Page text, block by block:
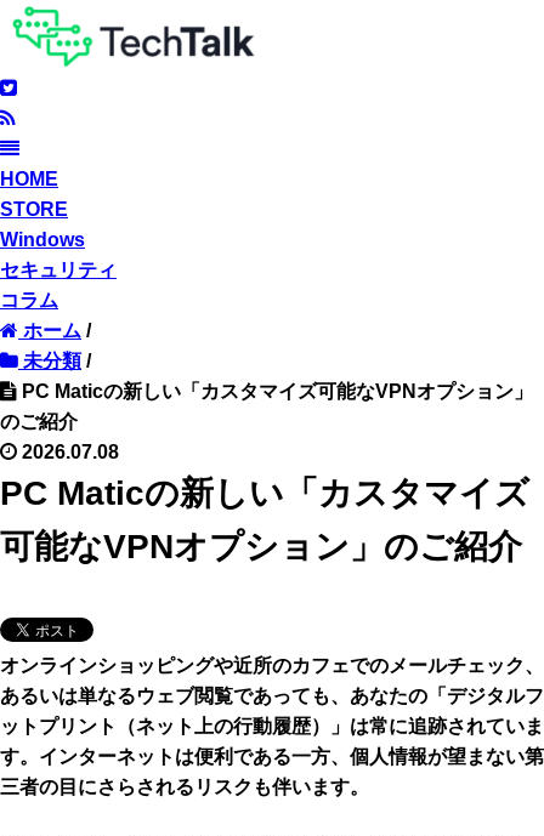
HOME
STORE
Windows
セキュリティ
コラム
ホーム /
未分類/
PC Maticの新しい「カスタマイズ可能なVPNオプション」
のご紹介
2026.07.08
PC Maticの新しい「カスタマイズ
可能なVPNオプション」のご紹介
オンラインショッピングや近所のカフェでのメールチェック、
あるいは単なるウェブ閲覧であっても、あなたの「デジタルフ
ットプリント（ネット上の行動履歴）」は常に追跡されていま
す。インターネットは便利である一方、個人情報が望まない第
三者の目にさらされるリスクも伴います。